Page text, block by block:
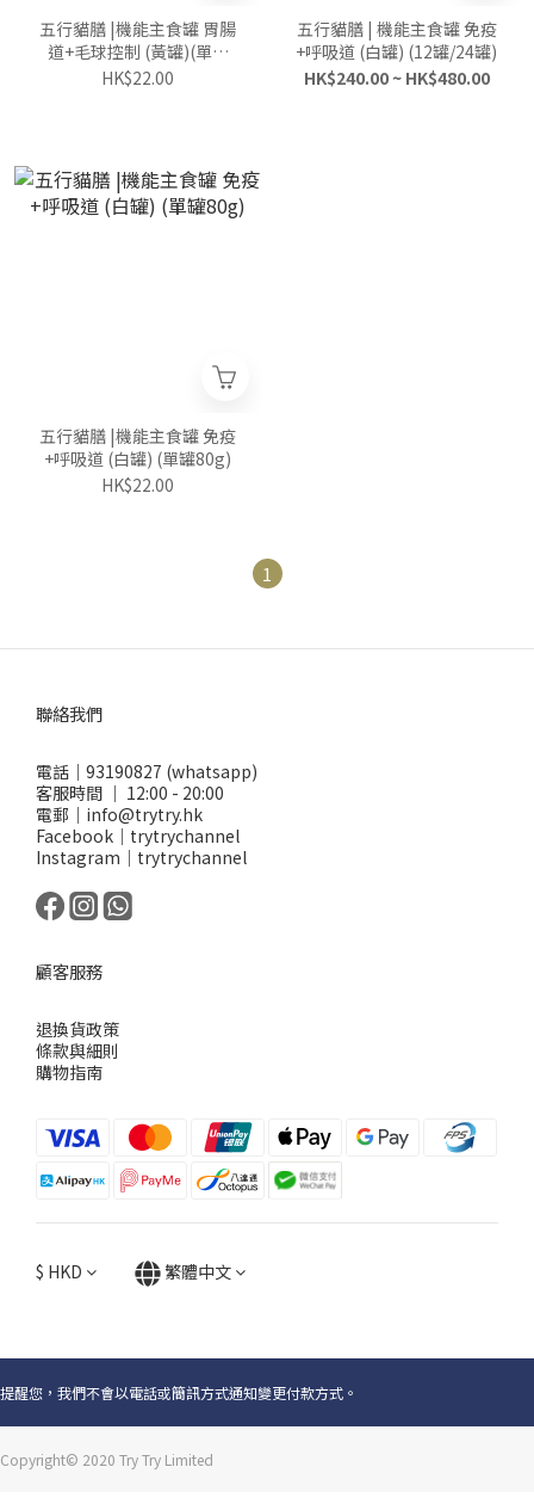
五行貓膳 |機能主食罐 胃腸
道+毛球控制 (黃罐)(單罐
80g)
HK$22.00
五行貓膳 | 機能主食罐 免疫
+呼吸道 (白罐) (12罐/24罐)
HK$240.00 ~ HK$480.00
五行貓膳 |機能主食罐 免疫
+呼吸道 (白罐) (單罐80g)
HK$22.00
1
聯絡我們
電話｜93190827 (whatsapp)
客服時間 ｜ 12:00 - 20:00
電郵｜info@trytry.hk
Facebook｜trytrychannel
Instagram｜trytrychannel
顧客服務
退換貨政策
條款與細則
購物指南
$ HKD 繁體中文
提醒您，我們不會以電話或簡訊方式通知變更付款方式。
Copyright© 2020 Try Try Limited